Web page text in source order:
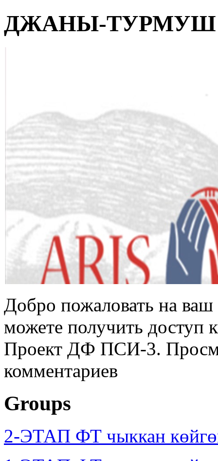
ДЖАНЫ-ТУРМУШ
Добро пожаловать на
можете получить доступ
Проект ДФ ПСИ-3.
комментариев
Groups
2-ЭТАП ФТ чыккан